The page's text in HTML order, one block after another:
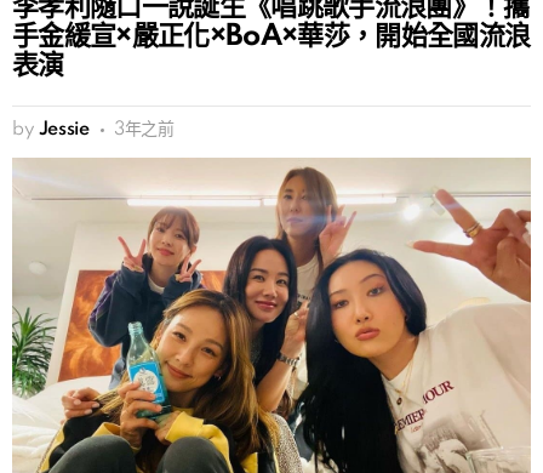
李孝利隨口一說誕生《唱跳歌手流浪團》！攜
手金緩宣×嚴正化×BoA×華莎，開始全國流浪
表演
by Jessie 3年之前